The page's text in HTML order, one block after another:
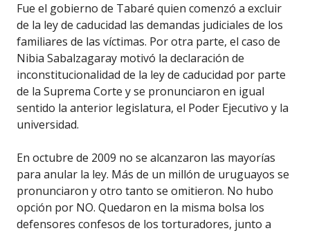
Fue el gobierno de Tabaré quien comenzó a excluir
de la ley de caducidad las demandas judiciales de los
familiares de las víctimas. Por otra parte, el caso de
Nibia Sabalzagaray motivó la declaración de
inconstitucionalidad de la ley de caducidad por parte
de la Suprema Corte y se pronunciaron en igual
sentido la anterior legislatura, el Poder Ejecutivo y la
universidad.
En octubre de 2009 no se alcanzaron las mayorías
para anular la ley. Más de un millón de uruguayos se
pronunciaron y otro tanto se omitieron. No hubo
opción por NO. Quedaron en la misma bolsa los
defensores confesos de los torturadores, junto a